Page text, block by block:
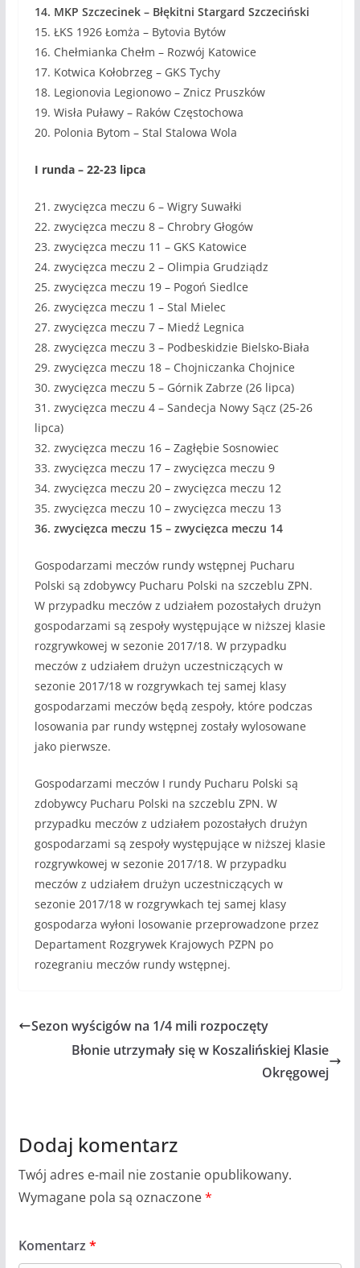
14. MKP Szczecinek – Błękitni Stargard Szczeciński
15. ŁKS 1926 Łomża – Bytovia Bytów
16. Chełmianka Chełm – Rozwój Katowice
17. Kotwica Kołobrzeg – GKS Tychy
18. Legionovia Legionowo – Znicz Pruszków
19. Wisła Puławy – Raków Częstochowa
20. Polonia Bytom – Stal Stalowa Wola
I runda – 22-23 lipca
21. zwycięzca meczu 6 – Wigry Suwałki
22. zwycięzca meczu 8 – Chrobry Głogów
23. zwycięzca meczu 11 – GKS Katowice
24. zwycięzca meczu 2 – Olimpia Grudziądz
25. zwycięzca meczu 19 – Pogoń Siedlce
26. zwycięzca meczu 1 – Stal Mielec
27. zwycięzca meczu 7 – Miedź Legnica
28. zwycięzca meczu 3 – Podbeskidzie Bielsko-Biała
29. zwycięzca meczu 18 – Chojniczanka Chojnice
30. zwycięzca meczu 5 – Górnik Zabrze (26 lipca)
31. zwycięzca meczu 4 – Sandecja Nowy Sącz (25-26
lipca)
32. zwycięzca meczu 16 – Zagłębie Sosnowiec
33. zwycięzca meczu 17 – zwycięzca meczu 9
34. zwycięzca meczu 20 – zwycięzca meczu 12
35. zwycięzca meczu 10 – zwycięzca meczu 13
36. zwycięzca meczu 15 – zwycięzca meczu 14
Gospodarzami meczów rundy wstępnej Pucharu
Polski są zdobywcy Pucharu Polski na szczeblu ZPN.
W przypadku meczów z udziałem pozostałych drużyn
gospodarzami są zespoły występujące w niższej klasie
rozgrywkowej w sezonie 2017/18. W przypadku
meczów z udziałem drużyn uczestniczących w
sezonie 2017/18 w rozgrywkach tej samej klasy
gospodarzami meczów będą zespoły, które podczas
losowania par rundy wstępnej zostały wylosowane
jako pierwsze.
Gospodarzami meczów I rundy Pucharu Polski są
zdobywcy Pucharu Polski na szczeblu ZPN. W
przypadku meczów z udziałem pozostałych drużyn
gospodarzami są zespoły występujące w niższej klasie
rozgrywkowej w sezonie 2017/18. W przypadku
meczów z udziałem drużyn uczestniczących w
sezonie 2017/18 w rozgrywkach tej samej klasy
gospodarza wyłoni losowanie przeprowadzone przez
Departament Rozgrywek Krajowych PZPN po
rozegraniu meczów rundy wstępnej.
Sezon wyścigów na 1/4 mili rozpoczęty
Błonie utrzymały się w Koszalińskiej Klasie
Okręgowej
Dodaj komentarz
Twój adres e-mail nie zostanie opublikowany.
Wymagane pola są oznaczone*
Komentarz *